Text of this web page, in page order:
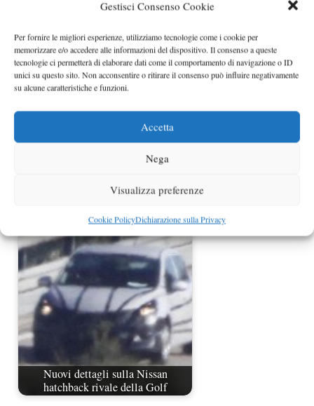
Gestisci Consenso Cookie
Per fornire le migliori esperienze, utilizziamo tecnologie come i cookie per
memorizzare e/o accedere alle informazioni del dispositivo. Il consenso a queste
tecnologie ci permetterà di elaborare dati come il comportamento di navigazione o ID
unici su questo sito. Non acconsentire o ritirare il consenso può influire negativamente
su alcune caratteristiche e funzioni.
Accetta
Nega
Visualizza preferenze
Cookie PolicyDichiarazione sulla Privacy
17.900 euro
Nuovi dettagli sulla Nissan
hatchback rivale della Golf